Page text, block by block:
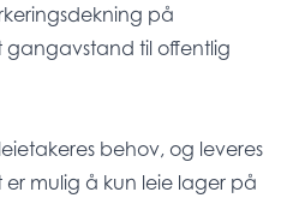
på
gangavstand til offentlig
behov, og leveres
mulig å kun leie lager på